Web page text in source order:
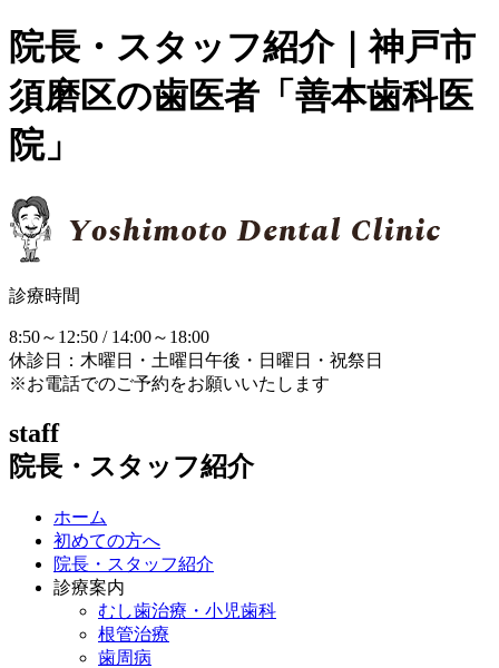
院長・スタッフ紹介｜神戸市
須磨区の歯医者「善本歯科医
院」
診療時間
8:50～12:50 / 14:00～18:00
休診日：木曜日・土曜日午後・日曜日・祝祭日
※お電話でのご予約をお願いいたします
staff
院長・スタッフ紹介
ホーム
初めての方へ
院長・スタッフ紹介
診療案内
むし歯治療・小児歯科
根管治療
歯周病